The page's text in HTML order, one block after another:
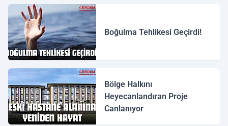
Boğulma Tehlikesi Geçirdi!
Bölge Halkını
Heyecanlandıran Proje
Canlanıyor